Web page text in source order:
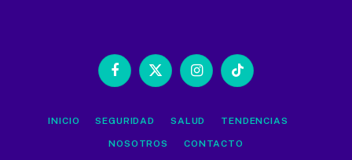
Facebook
X
InstagramTikTok
INICIO SEGURIDAD SALUD TENDENCIAS
NOSOTROS CONTACTO